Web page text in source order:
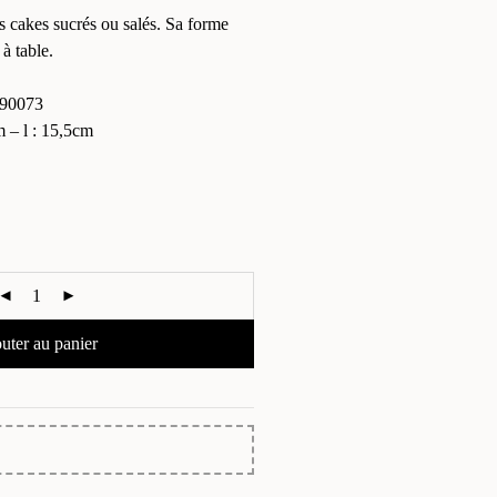
sucrés ou salés. Sa forme
table.
– l : 15,5cm
au panier